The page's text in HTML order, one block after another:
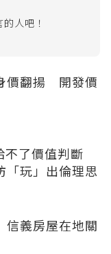
人吧！
價翻揚 開發價
不了價值判斷
「玩」出倫理思
義房屋在地關